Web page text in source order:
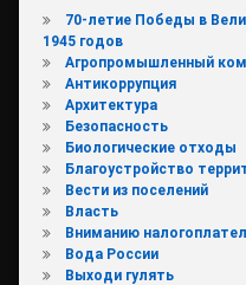
70-летие Победы в
1945 годов
Агропромышленный
Антикоррупция
Архитектура
Безопасность
Биологические отходы
Благоустройство
Вести из поселений
Власть
Вниманию
Вода России
Выходи гулять